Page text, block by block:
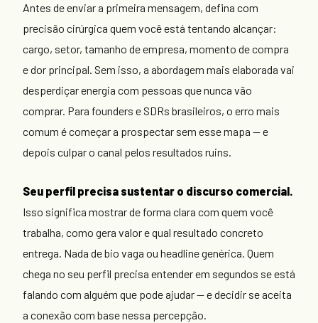
Antes de enviar a primeira mensagem, defina com
precisão cirúrgica quem você está tentando alcançar:
cargo, setor, tamanho de empresa, momento de compra
e dor principal. Sem isso, a abordagem mais elaborada vai
desperdiçar energia com pessoas que nunca vão
comprar. Para founders e SDRs brasileiros, o erro mais
comum é começar a prospectar sem esse mapa — e
depois culpar o canal pelos resultados ruins.
Seu perfil precisa sustentar o discurso comercial.
Isso significa mostrar de forma clara com quem você
trabalha, como gera valor e qual resultado concreto
entrega. Nada de bio vaga ou headline genérica. Quem
chega no seu perfil precisa entender em segundos se está
falando com alguém que pode ajudar — e decidir se aceita
a conexão com base nessa percepção.